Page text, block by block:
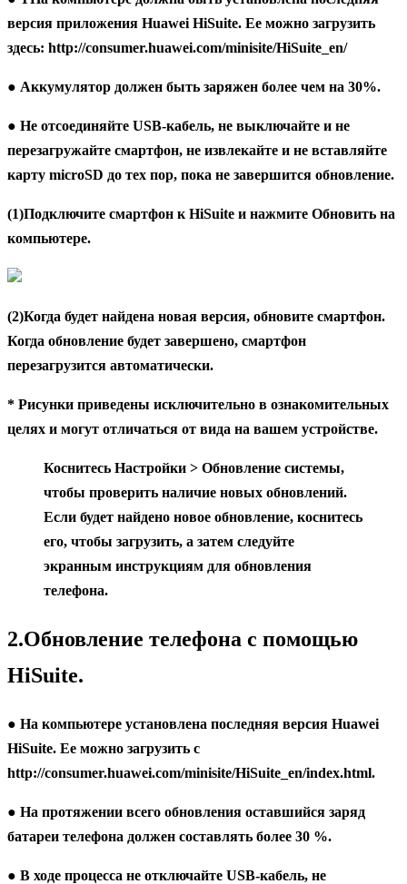
версия приложения Huawei HiSuite. Ее можно загрузить
здесь: http://consumer.huawei.com/minisite/HiSuite_en/
● Аккумулятор должен быть заряжен более чем на 30%.
● Не отсоединяйте USB-кабель, не выключайте и не
перезагружайте смартфон, не извлекайте и не вставляйте
карту microSD до тех пор, пока не завершится обновление.
(1)Подключите смартфон к HiSuite и нажмите Обновить на
компьютере.
(2)Когда будет найдена новая версия, обновите смартфон.
Когда обновление будет завершено, смартфон
перезагрузится автоматически.
* Рисунки приведены исключительно в ознакомительных
целях и могут отличаться от вида на вашем устройстве.
Коснитесь Hастройки > Обновление системы,
чтобы проверить наличие новых обновлений.
Если будет найдено новое обновление, коснитесь
его, чтобы загрузить, а затем следуйте
экранным инструкциям для обновления
телефона.
2.Обновление телефона с помощью
HiSuite.
● На компьютере установлена последняя версия Huawei
HiSuite. Ее можно загрузить с
http://consumer.huawei.com/minisite/HiSuite_en/index.html.
● На протяжении всего обновления оставшийся заряд
батареи телефона должен составлять более 30 %.
● В ходе процесса не отключайте USB-кабель, не